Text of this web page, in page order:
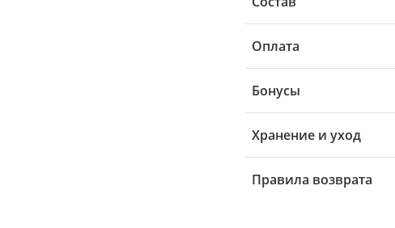
Оплата
Бонусы
Хранение и уход
Правила возврата